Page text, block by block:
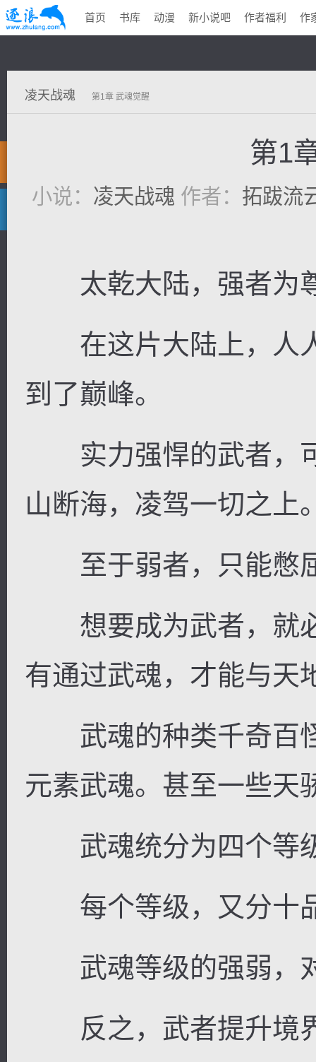
首页 书库 动漫 新小说吧 作者福利 作
凌天战魂 第1章 武魂觉醒
第1
小说： 凌天战魂 作者： 拓跋流
太乾大陆，强者为
在这片大陆上，人
到了巅峰。
实力强悍的武者，
山断海，凌驾一切之上
至于弱者，只能憋
想要成为武者，就
有通过武魂，才能与天
武魂的种类千奇百
元素武魂。甚至一些天
武魂统分为四个等
每个等级，又分十
武魂等级的强弱，
反之，武者提升境